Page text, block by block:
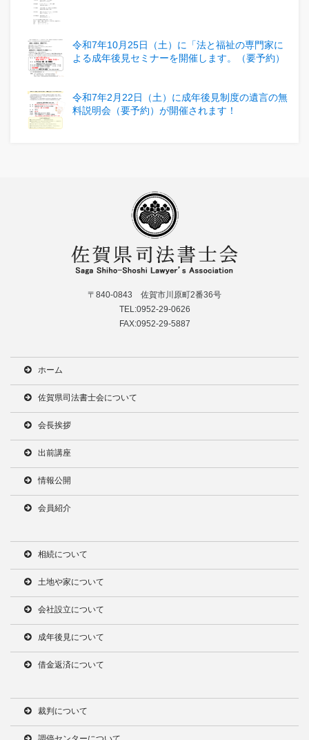
令和7年10月25日（土）に「法と福祉の専門家に
よる成年後見セミナーを開催します。（要予約）
令和7年2月22日（土）に成年後見制度の遺言の無
料説明会（要予約）が開催されます！
〒840-0843 佐賀市川原町2番36号
TEL:0952-29-0626
FAX:0952-29-5887
ホーム
佐賀県司法書士会について
会長挨拶
出前講座
情報公開
会員紹介
相続について
土地や家について
会社設立について
成年後見について
借金返済について
裁判について